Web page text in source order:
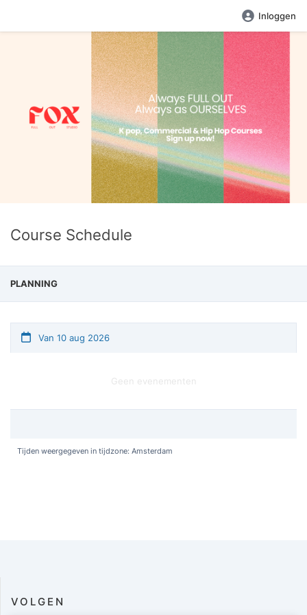
Inloggen
Course Schedule
PLANNING
Van 10 aug 2026
Geen evenementen
Tijden weergegeven in tijdzone: Amsterdam
VOLGEN